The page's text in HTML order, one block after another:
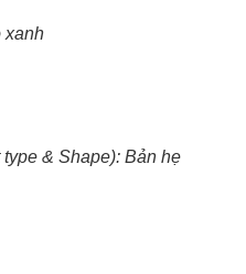
xanh
& Shape): Bản hẹ